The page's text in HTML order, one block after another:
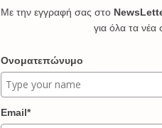
Με την εγγραφή σας στο
για όλα τα νέα
Ονοματεπώνυμο
Email*